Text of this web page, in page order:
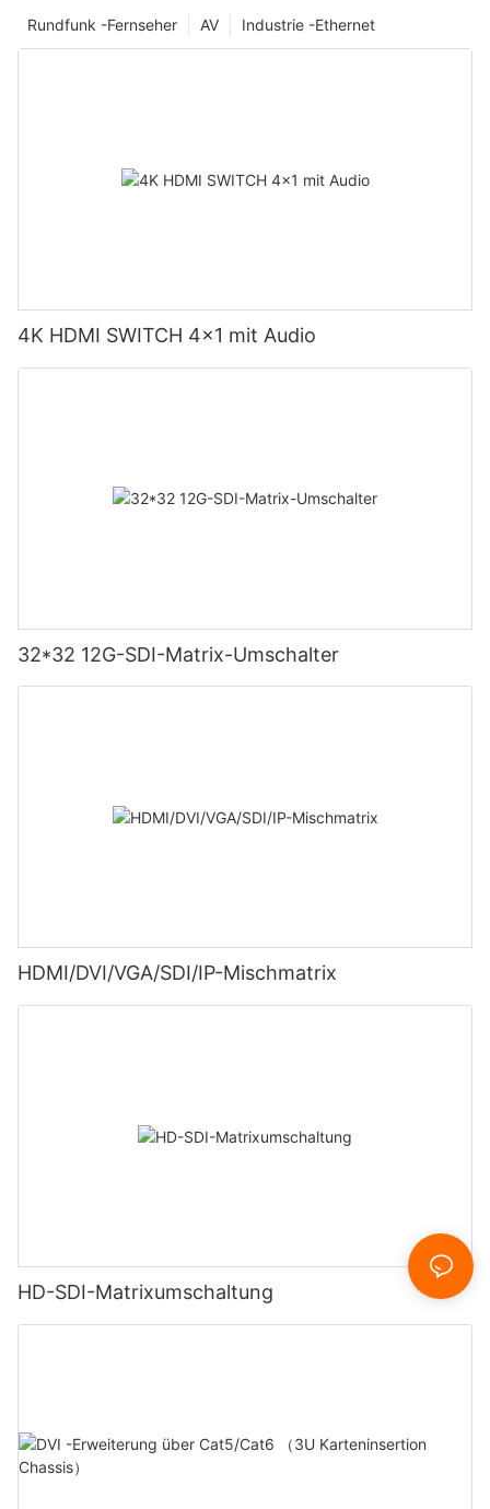
Industrie -Ethernet
AV
Rundfunk -Fernseher
4K HDMI SWITCH 4x1 mit Audio
32*32 12G-SDI-Matrix-Umschalter
HDMI/DVI/VGA/SDI/IP-Mischmatrix
HD-SDI-Matrixumschaltung